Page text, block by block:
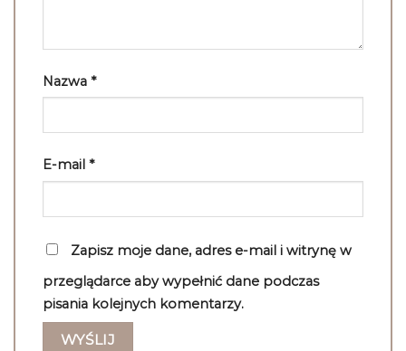
Nazwa *
E-mail *
Zapisz moje dane, adres e-mail i witrynę w
przeglądarce aby wypełnić dane podczas
pisania kolejnych komentarzy.